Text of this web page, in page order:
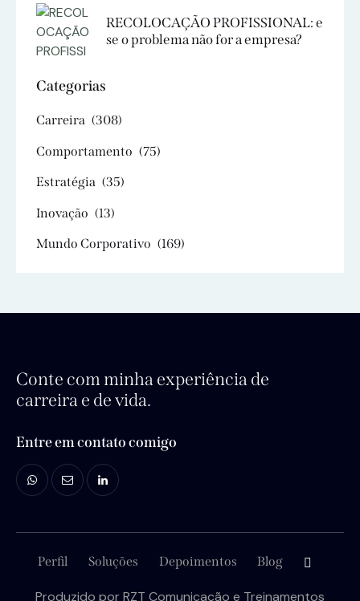
RECOLOCAÇÃO PROFISSIONAL: e
se o problema não for a empresa?
Categorias
Carreira (308)
Comportamento (75)
Estratégia (35)
Inovação (13)
Mundo Corporativo (169)
Conte com minha experiência de
carreira e de vida.
Entre em contato comigo
Perfil Soluções Depoimentos Blog
Produzido porRZT Comunicação e Treinamentos